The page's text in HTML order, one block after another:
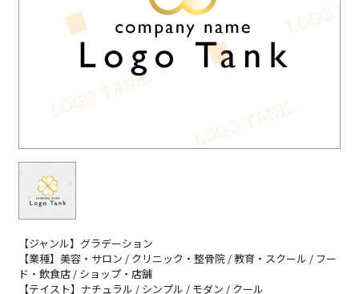
【ジャンル】グラデーション
【業種】美容・サロン / クリニック・整骨院 / 教育・スクール / フー
ド・飲食店 / ショップ・店舗
【テイスト】ナチュラル / シンプル / モダン / クール